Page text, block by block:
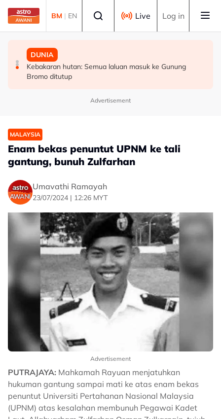
Skip to main content
BM | EN Live Log in
POLITIK
PRN: PH Melaka terbuka kerjasama politik, optimis
tambah kerusi DUN – Adly
DUNIA
Kebakaran hutan: Semua laluan masuk ke Gunung
Bromo ditutup
POLITIK
AMK desak siasatan menyeluruh dapatan RCI Tabung
Haji, fokus tiga isu kritikal
Advertisement
MALAYSIA
Enam bekas penuntut UPNM ke tali
gantung, bunuh Zulfarhan
Umavathi Ramayah
23/07/2024 | 12:26 MYT
Advertisement
PUTRAJAYA: Mahkamah Rayuan menjatuhkan
hukuman gantung sampai mati ke atas enam bekas
penuntut Universiti Pertahanan Nasional Malaysia
(UPNM) atas kesalahan membunuh Pegawai Kadet